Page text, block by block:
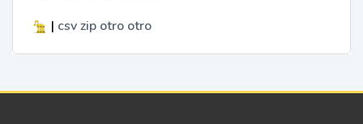
| csv zip otro otro